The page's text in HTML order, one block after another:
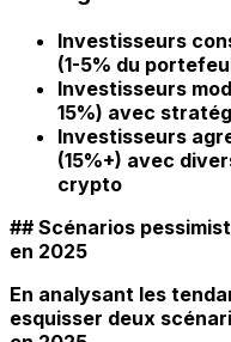
Investisseurs
(1-5% du
Investisseurs
15%) avec
Investisseurs
(15%+) avec
crypto
## Scénarios
en 2025
En analysant les
esquisser deux